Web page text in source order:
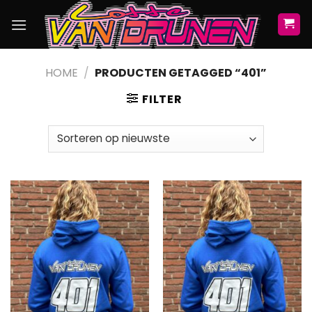
HOME / PRODUCTEN GETAGGED “401”
FILTER